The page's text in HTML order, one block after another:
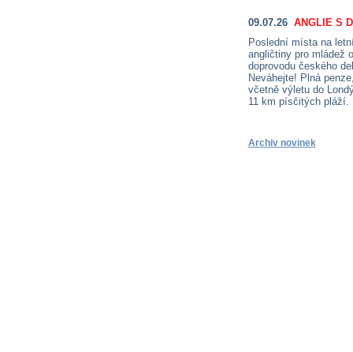
09.07.26 ANGLIE S
Poslední místa na
angličtiny pro mládež
doprovodu českého
Neváhejte! Plná
včetně výletu do
11 km písčitých pláží.
Archiv novinek